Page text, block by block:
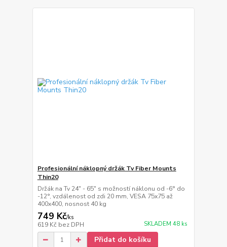
Profesionální náklopný držák Tv Fiber Mounts
Thin20
Držák na Tv 24" - 65" s možností náklonu od -6° do
-12°, vzdálenost od zdi 20 mm, VESA 75x75 až
400x400, nosnost 40 kg
749 Kč/ks
619 Kč bez DPH SKLADEM 48 ks
Přidat do košíku